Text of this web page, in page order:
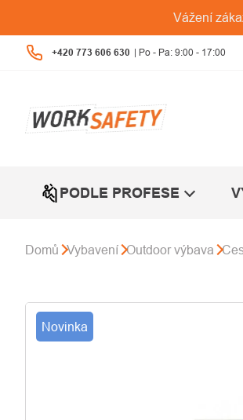
obsah
Vážení
+420 773 606 630
PODLE PROFESE
Domů Vybavení Outdoor výbava
Novinka